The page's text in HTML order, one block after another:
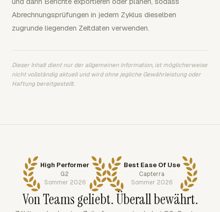
Abrechnungsprüfungen in jedem Zyklus dieselben
zugrunde liegenden Zeitdaten verwenden.
Dieser Inhalt dient nur der allgemeinen Information, ist möglicherweise
nicht vollständig aktuell und wird ohne jegliche Gewährleistung oder
Haftung bereitgestellt.
High Performer
G2
Sommer 2026
Best Ease Of Use
Capterra
Sommer 2026
Von Teams geliebt. Überall bewährt.